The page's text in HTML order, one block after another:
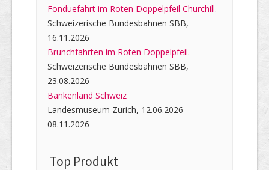
Fonduefahrt im Roten Doppelpfeil Churchill.
Schweizerische Bundesbahnen SBB,
16.11.2026
Brunchfahrten im Roten Doppelpfeil.
Schweizerische Bundesbahnen SBB,
23.08.2026
Bankenland Schweiz
Landesmuseum Zürich, 12.06.2026 -
08.11.2026
Top Produkt